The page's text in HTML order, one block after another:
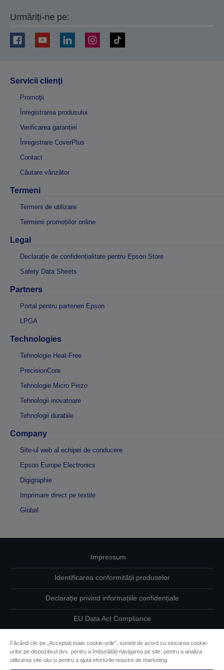
Urmăriți-ne pe:
Servicii clienţi
Promoţii
Înregistrarea produsului
Verificarea garanției
Înregistrare CoverPlus
Contact
Căutare vânzător
Termeni
Termeni de utilizare
Termenii promoțiilor online
Legal
Declarație de confidențialitate pentru Epson Store
Safety Data Sheets
Partners
Portal pentru parteneri Epson
LPGA
Technologies
Tehnologie Heat-Free
PrecisionCore
Tehnologie Micro Piezo
Tehnologii inovatoare
Tehnologii durabile
Company
Site-ul web al echipei de conducere
Epson Europe Electronics
Digigraphie
Imprimare direct pe textile
Global
Impressum
Identificarea conformității produselor
Declarație privind informațiile confidențiale
EU Data Act Compliance
Informaţii despre modulele cookie
Făcând clic pe „Acceptați toate cookie-urile”, sunteți de acord cu stocarea cookie-
urilor pe dispozitivul dvs. pentru a îmbunătăți navigarea pe site, pentru a analiza
utilizarea site-ului și pentru a ajuta eforturile noastre de marketing.